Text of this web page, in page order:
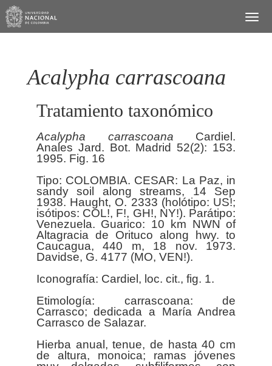
Acalypha carrascoana
Tratamiento taxonómico
Acalypha carrascoana Cardiel.
Anales Jard. Bot. Madrid 52(2): 153.
1995. Fig. 16
Tipo: COLOMBIA. CESAR: La Paz, in
sandy soil along streams, 14 Sep
1938. Haught, O. 2333 (holótipo: US!;
isótipos: COL!, F!, GH!, NY!). Parátipo:
Venezuela. Guarico: 10 km NWN of
Altagracia de Orituco along hwy. to
Caucagua, 440 m, 18 nov. 1973.
Davidse, G. 4177 (MO, VEN!).
Iconografía: Cardiel, loc. cit., fig. 1.
Etimología: carrascoana: de
Carrasco; dedicada a María Andrea
Carrasco de Salazar.
Hierba anual, tenue, de hasta 40 cm
de altura, monoica; ramas jóvenes